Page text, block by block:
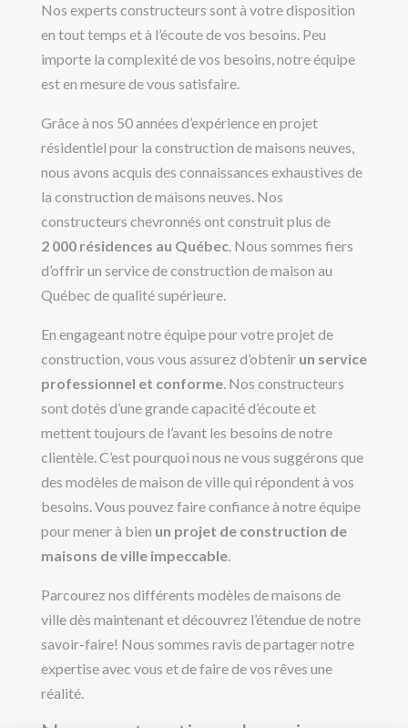
Nos experts constructeurs sont à votre disposition
en tout temps et à l’écoute de vos besoins. Peu
importe la complexité de vos besoins, notre équipe
est en mesure de vous satisfaire.
Grâce à nos 50 années d’expérience en projet
résidentiel pour la construction de maisons neuves,
nous avons acquis des connaissances exhaustives de
la construction de maisons neuves. Nos
constructeurs chevronnés ont construit plus de
2 000 résidences au Québec. Nous sommes fiers
d’offrir un service de construction de maison au
Québec de qualité supérieure.
En engageant notre équipe pour votre projet de
construction, vous vous assurez d’obtenir un service
professionnel et conforme. Nos constructeurs
sont dotés d’une grande capacité d’écoute et
mettent toujours de l’avant les besoins de notre
clientèle. C’est pourquoi nous ne vous suggérons que
des modèles de maison de ville qui répondent à vos
besoins. Vous pouvez faire confiance à notre équipe
pour mener à bien un projet de construction de
maisons de ville impeccable.
Parcourez nos différents modèles de maisons de
ville dès maintenant et découvrez l’étendue de notre
savoir-faire! Nous sommes ravis de partager notre
expertise avec vous et de faire de vos rêves une
réalité.